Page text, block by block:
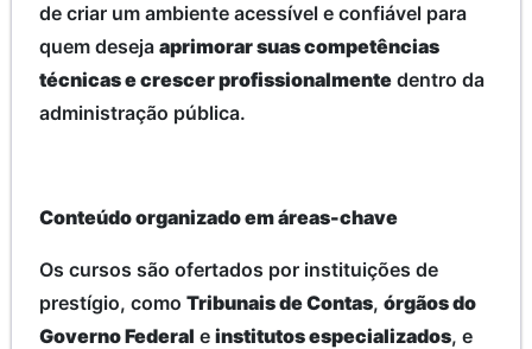
de criar um ambiente acessível e confiável para
quem deseja aprimorar suas competências
técnicas e crescer profissionalmente dentro da
administração pública.
Conteúdo organizado em áreas-chave
Os cursos são ofertados por instituições de
prestígio, como Tribunais de Contas, órgãos do
Governo Federal e institutos especializados, e